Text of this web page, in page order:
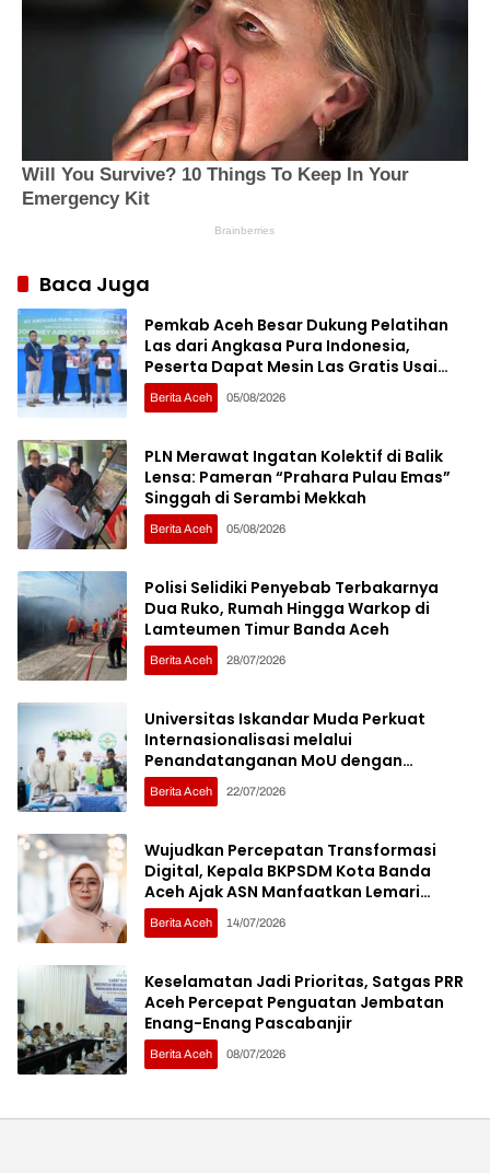
Baca Juga
Pemkab Aceh Besar Dukung Pelatihan
Las dari Angkasa Pura Indonesia,
Peserta Dapat Mesin Las Gratis Usai
Pelatihan
Berita Aceh 05/08/2026
PLN Merawat Ingatan Kolektif di Balik
Lensa: Pameran “Prahara Pulau Emas”
Singgah di Serambi Mekkah
Berita Aceh 05/08/2026
Polisi Selidiki Penyebab Terbakarnya
Dua Ruko, Rumah Hingga Warkop di
Lamteumen Timur Banda Aceh
Berita Aceh 28/07/2026
Universitas Iskandar Muda Perkuat
Internasionalisasi melalui
Penandatanganan MoU dengan
Sembilan Institusi Pendidikan Thailand
Selatan
Berita Aceh 22/07/2026
Wujudkan Percepatan Transformasi
Digital, Kepala BKPSDM Kota Banda
Aceh Ajak ASN Manfaatkan Lemari
Digital
Berita Aceh 14/07/2026
Keselamatan Jadi Prioritas, Satgas PRR
Aceh Percepat Penguatan Jembatan
Enang-Enang Pascabanjir
Berita Aceh 08/07/2026